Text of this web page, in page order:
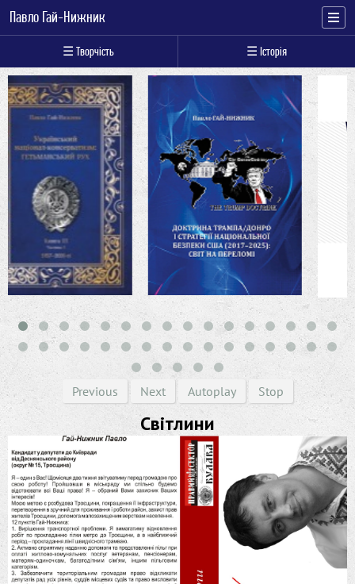
Павло Гай-Нижник
☰ Творчість ☰ Історія
Previous Next Autoplay Stop
Світлини